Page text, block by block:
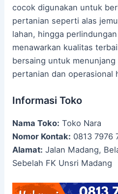
cocok digunakan untuk
pertanian seperti alas
lahan, hingga
menawarkan kualitas
bersaing untuk menunjang
pertanian dan operasional
Informasi Toko
Nama Toko: Toko Nara
Nomor Kontak: 0813 7976
Alamat: Jalan Madang,
Sebelah FK Unsri Madang